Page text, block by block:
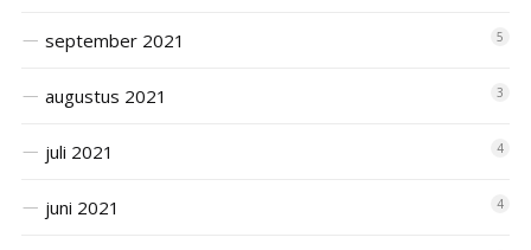
september 2021 5
augustus 2021 3
juli 2021 4
juni 2021 4